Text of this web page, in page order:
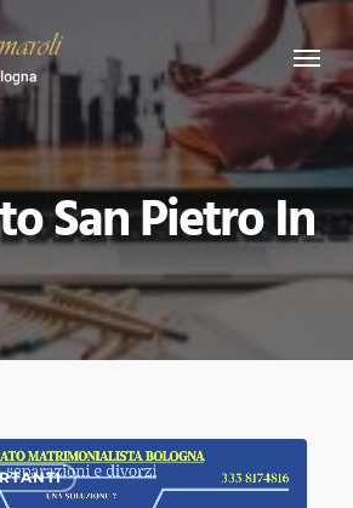
Menu
San Pietro In
0